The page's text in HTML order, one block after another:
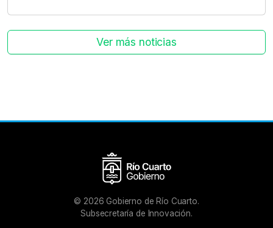
Ver más noticias
© 2026 Gobierno de Río Cuarto.
Subsecretaría de Innovación.